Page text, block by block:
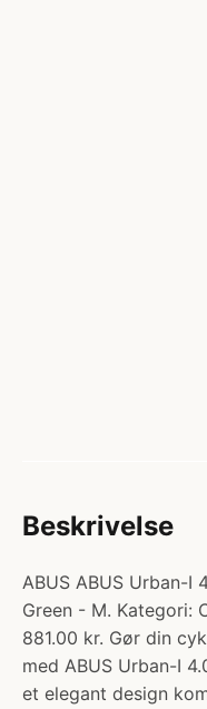
Beskrivelse
ABUS ABUS Urban-I
Green - M. Kategori:
881.00 kr. Gør din
med ABUS Urban-I
et elegant design